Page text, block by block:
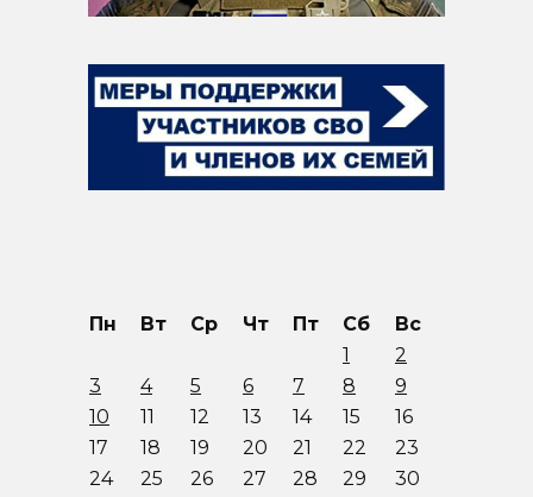
Пн Вт Ср Чт Пт Сб
Вс
1
2
3
4 5 6 7 8
9
10
11 12 13 14 15
16
17
18 19 20 21 22
23
24
25 26 27 28 29
30